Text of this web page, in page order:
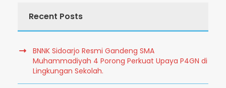
Recent Posts
BNNK Sidoarjo Resmi Gandeng SMA
Muhammadiyah 4 Porong Perkuat Upaya P4GN di
Lingkungan Sekolah.